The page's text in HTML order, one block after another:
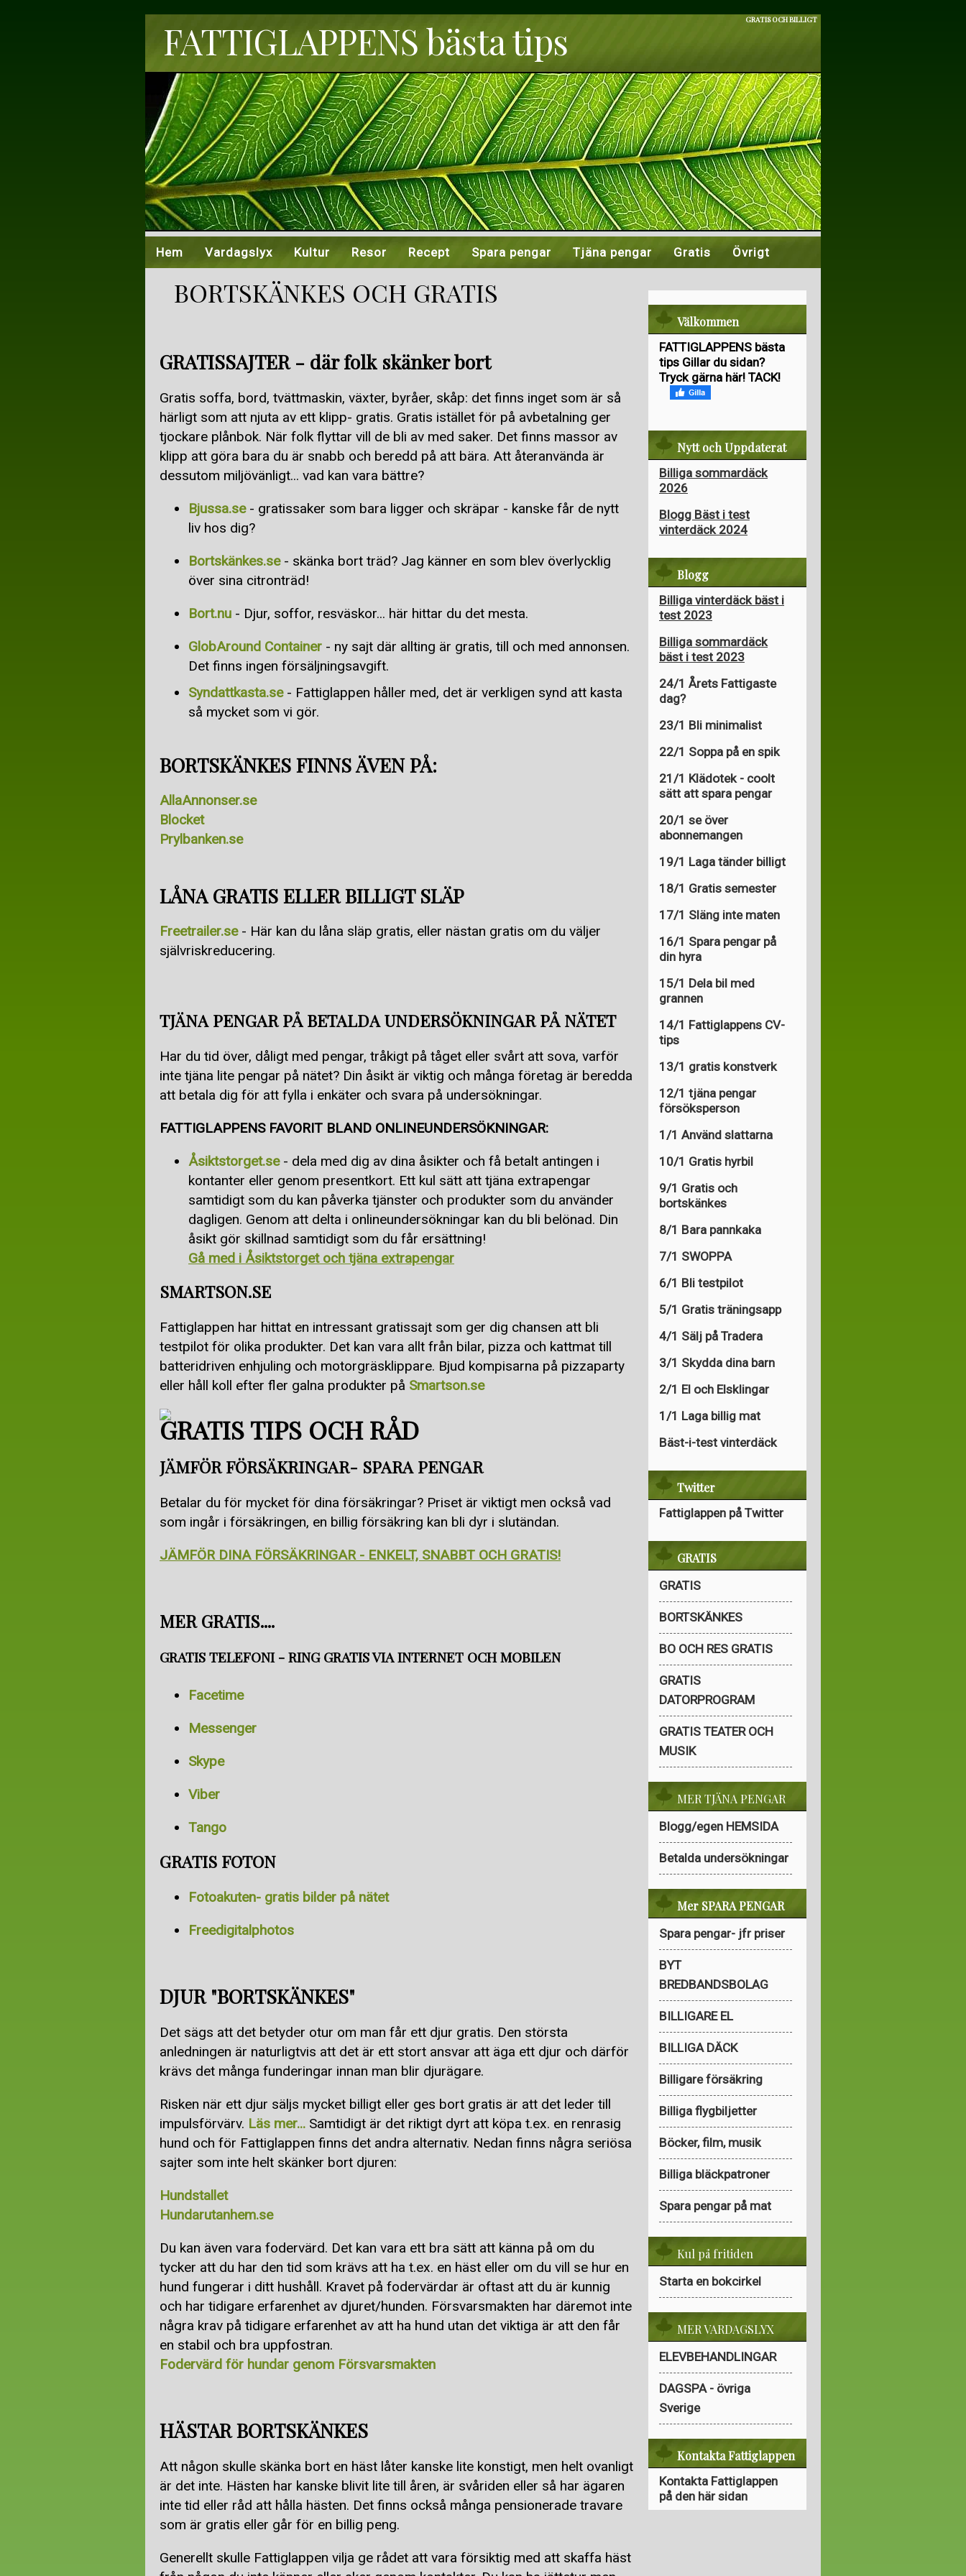
FATTIGLAPPENS bästa tips GRATIS OCH BILLIGT
Hem Vardagslyx Kultur Resor Recept Spara pengar Tjäna pengar Gratis Övrigt
BORTSKÄNKES OCH GRATIS
GRATISSAJTER - där folk skänker bort
Gratis soffa, bord, tvättmaskin, växter, byråer, skåp: det finns inget som är så
härligt som att njuta av ett klipp- gratis. Gratis istället för på avbetalning ger
tjockare plånbok. När folk flyttar vill de bli av med saker. Det finns massor av
klipp att göra bara du är snabb och beredd på att bära. Att återanvända är
dessutom miljövänligt... vad kan vara bättre?
Bjussa.se- gratissaker som bara ligger och skräpar - kanske får de nytt
liv hos dig?
Bortskänkes.se- skänka bort träd? Jag känner en som blev överlycklig
över sina citronträd!
Bort.nu - Djur, soffor, resväskor... här hittar du det mesta.
GlobAround Container - ny sajt där allting är gratis, till och med annonsen.
Det finns ingen försäljningsavgift.
Syndattkasta.se- Fattiglappen håller med, det är verkligen synd att kasta
så mycket som vi gör.
BORTSKÄNKES FINNS ÄVEN PÅ:
AllaAnnonser.se
Blocket
Prylbanken.se
LÅNA GRATIS ELLER BILLIGT SLÄP
Freetrailer.se- Här kan du låna släp gratis, eller nästan gratis om du väljer
självriskreducering.
TJÄNA PENGAR PÅ BETALDA UNDERSÖKNINGAR PÅ NÄTET
Har du tid över, dåligt med pengar, tråkigt på tåget eller svårt att sova, varför
inte tjäna lite pengar på nätet? Din åsikt är viktig och många företag är beredda
att betala dig för att fylla i enkäter och svara på undersökningar.
FATTIGLAPPENS FAVORIT BLAND ONLINEUNDERSÖKNINGAR:
Åsiktstorget.se - dela med dig av dina åsikter och få betalt antingen i
kontanter eller genom presentkort. Ett kul sätt att tjäna extrapengar
samtidigt som du kan påverka tjänster och produkter som du använder
dagligen. Genom att delta i onlineundersökningar kan du bli belönad. Din
åsikt gör skillnad samtidigt som du får ersättning!
Gå med i Åsiktstorget och tjäna extrapengar
SMARTSON.SE
Fattiglappen har hittat en intressant gratissajt som ger dig chansen att bli
testpilot för olika produkter. Det kan vara allt från bilar, pizza och kattmat till
batteridriven enhjuling och motorgräsklippare. Bjud kompisarna på pizzaparty
eller håll koll efter fler galna produkter på Smartson.se
GRATIS TIPS OCH RÅD
JÄMFÖR FÖRSÄKRINGAR- SPARA PENGAR
Betalar du för mycket för dina försäkringar? Priset är viktigt men också vad
som ingår i försäkringen, en billig försäkring kan bli dyr i slutändan.
JÄMFÖR DINA FÖRSÄKRINGAR - ENKELT, SNABBT OCH GRATIS!
MER GRATIS....
GRATIS TELEFONI - RING GRATIS VIA INTERNET OCH MOBILEN
Facetime
Messenger
Skype
Viber
Tango
GRATIS FOTON
Fotoakuten- gratis bilder på nätet
Freedigitalphotos
DJUR "BORTSKÄNKES"
Det sägs att det betyder otur om man får ett djur gratis. Den största
anledningen är naturligtvis att det är ett stort ansvar att äga ett djur och därför
krävs det många funderingar innan man blir djurägare.
Risken när ett djur säljs mycket billigt eller ges bort gratis är att det leder till
impulsförvärv. Läs mer... Samtidigt är det riktigt dyrt att köpa t.ex. en renrasig
hund och för Fattiglappen finns det andra alternativ. Nedan finns några seriösa
sajter som inte helt skänker bort djuren:
Hundstallet
Hundarutanhem.se
Du kan även vara fodervärd. Det kan vara ett bra sätt att känna på om du
tycker att du har den tid som krävs att ha t.ex. en häst eller om du vill se hur en
hund fungerar i ditt hushåll. Kravet på fodervärdar är oftast att du är kunnig
och har tidigare erfarenhet av djuret/hunden. Försvarsmakten har däremot inte
några krav på tidigare erfarenhet av att ha hund utan det viktiga är att den får
en stabil och bra uppfostran.
Fodervärd för hundar genom Försvarsmakten
HÄSTAR BORTSKÄNKES
Att någon skulle skänka bort en häst låter kanske lite konstigt, men helt ovanligt
är det inte. Hästen har kanske blivit lite till åren, är svåriden eller så har ägaren
inte tid eller råd att hålla hästen. Det finns också många pensionerade travare
som är gratis eller går för en billig peng.
Generellt skulle Fattiglappen vilja ge rådet att vara försiktig med att skaffa häst
Välkommen
FATTIGLAPPENS bästa
tips Gillar du sidan?
Tryck gärna här! TACK!
Nytt och Uppdaterat
Billiga sommardäck
2026
Blogg Bäst i test
vinterdäck 2024
Blogg
Billiga vinterdäck bäst i
test 2023
Billiga sommardäck
bäst i test 2023
24/1 Årets Fattigaste
dag?
23/1 Bli minimalist
22/1 Soppa på en spik
21/1 Klädotek - coolt
sätt att spara pengar
20/1 se över
abonnemangen
19/1 Laga tänder billigt
18/1 Gratis semester
17/1 Släng inte maten
16/1 Spara pengar på
din hyra
15/1 Dela bil med
grannen
14/1 Fattiglappens CV-
tips
13/1 gratis konstverk
12/1 tjäna pengar
försöksperson
1/1 Använd slattarna
10/1 Gratis hyrbil
9/1 Gratis och
bortskänkes
8/1 Bara pannkaka
7/1 SWOPPA
6/1 Bli testpilot
5/1 Gratis träningsapp
4/1 Sälj på Tradera
3/1 Skydda dina barn
2/1 El och Elsklingar
1/1 Laga billig mat
Bäst-i-test vinterdäck
Twitter
Fattiglappen på Twitter
GRATIS
GRATIS
BORTSKÄNKES
BO OCH RES GRATIS
GRATIS
DATORPROGRAM
GRATIS TEATER OCH
MUSIK
MER TJÄNA PENGAR
Blogg/egen HEMSIDA
Betalda undersökningar
Mer SPARA PENGAR
Spara pengar- jfr priser
BYT
BREDBANDSBOLAG
BILLIGARE EL
BILLIGA DÄCK
Billigare försäkring
Billiga flygbiljetter
Böcker, film, musik
Billiga bläckpatroner
Spara pengar på mat
Kul på fritiden
Starta en bokcirkel
MER VARDAGSLYX
ELEVBEHANDLINGAR
DAGSPA - övriga
Sverige
Kontakta Fattiglappen
Kontakta Fattiglappen
på den här sidan